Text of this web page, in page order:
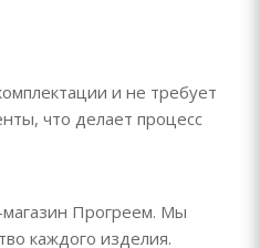
и не требует
что делает процесс
магазин Прогреем. Мы
каждого изделия.